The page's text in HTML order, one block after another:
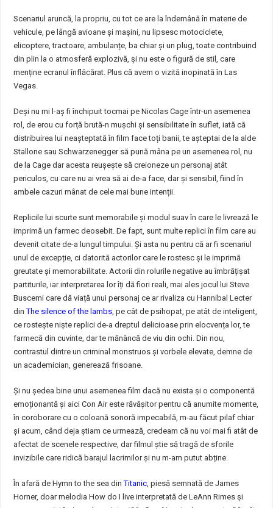
Scenariul aruncă, la propriu, cu tot ce are la îndemână în materie de
vehicule, pe lângă avioane și mașini, nu lipsesc motociclete,
elicoptere, tractoare, ambulanțe, ba chiar și un plug, toate contribuind
din plin la o atmosferă explozivă, și nu este o figură de stil, care
menține ecranul înflăcărat. Plus că avem o vizită inopinată în Las
Vegas.
Deși nu mi l-aș fi închipuit tocmai pe Nicolas Cage într-un asemenea
rol, de erou cu forță brută-n mușchi și sensibilitate în suflet, iată că
distribuirea lui neașteptată în film face toți banii, te așteptai de la alde
Stallone sau Schwarzenegger să pună mâna pe un asemenea rol, nu
de la Cage dar acesta reușește să creioneze un personaj atât
periculos, cu care nu ai vrea să ai de-a face, dar și sensibil, fiind în
ambele cazuri mânat de cele mai bune intenții.
Replicile lui scurte sunt memorabile și modul suav în care le livrează le
imprimă un farmec deosebit. De fapt, sunt multe replici în film care au
devenit citate de-a lungul timpului. Și asta nu pentru că ar fi scenariul
unul de excepție, ci datorită actorilor care le rostesc și le imprimă
greutate și memorabilitate. Actorii din rolurile negative au îmbrățișat
partiturile, iar interpretarea lor îți dă fiori reali, mai ales jocul lui Steve
Buscemi care dă viață unui personaj ce ar rivaliza cu Hannibal Lecter
dinThe silence of the lambs, pe cât de psihopat, pe atât de inteligent,
ce rostește niște replici de-a dreptul delicioase prin elocvența lor, te
farmecă din cuvinte, dar te mănâncă de viu din ochi. Din nou,
contrastul dintre un criminal monstruos și vorbele elevate, demne de
un academician, generează frisoane.
Și nu ședea bine unui asemenea film dacă nu exista și o componentă
emoționantă și aici Con Air este răvășitor pentru că anumite momente,
în coroborare cu o coloană sonoră impecabilă, m-au făcut pilaf chiar
și acum, când deja știam ce urmează, credeam că nu voi mai fi atât de
afectat de scenele respective, dar filmul știe să tragă de sforile
invizibile care ridică barajul lacrimilor și nu m-am putut abține.
În afară de Hymn to the sea dinTitanic, piesă semnată de James
Horner, doar melodia How do I live interpretată de LeAnn Rimes și